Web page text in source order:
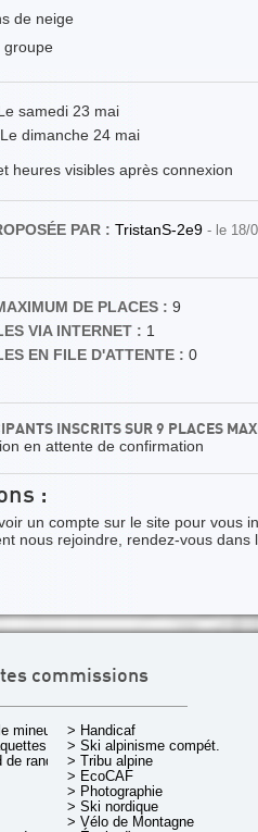
de neige
groupe
samedi 23 mai
Le dimanche 24 mai
heures visibles après connexion
PAR : TristanS-2e9 - le 18/
DE PLACES : 9
VIA INTERNET : 1
EN FILE D'ATTENTE : 0
INSCRITS SUR 9 PLACES
en attente de confirmation
:
un compte sur le site pour vous
nous rejoindre, rendez-vous dans
commissions
mineurs)
rando.
> Handicaf
> Ski alpinisme compét.
> Tribu alpine
> EcoCAF
> Photographie
> Ski nordique
> Vélo de Montagne